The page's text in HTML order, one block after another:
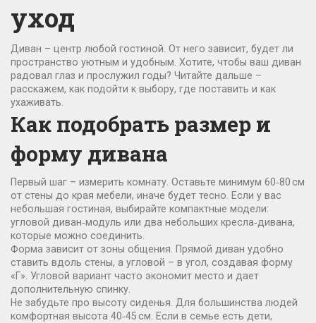
уход
Диван – центр любой гостиной. От него зависит, будет ли
пространство уютным и удобным. Хотите, чтобы ваш диван
радовал глаз и прослужил годы? Читайте дальше –
расскажем, как подойти к выбору, где поставить и как
ухаживать.
Как подобрать размер и
форму дивана
Первый шаг – измерить комнату. Оставьте минимум 60‑80 см
от стены до края мебели, иначе будет тесно. Если у вас
небольшая гостиная, выбирайте компактные модели:
угловой диван‑модуль или два небольших кресла‑дивана,
которые можно соединить.
Форма зависит от зоны общения. Прямой диван удобно
ставить вдоль стены, а угловой – в угол, создавая форму
«Г». Угловой вариант часто экономит место и дает
дополнительную спинку.
Не забудьте про высоту сиденья. Для большинства людей
комфортная высота 40‑45 см. Если в семье есть дети,